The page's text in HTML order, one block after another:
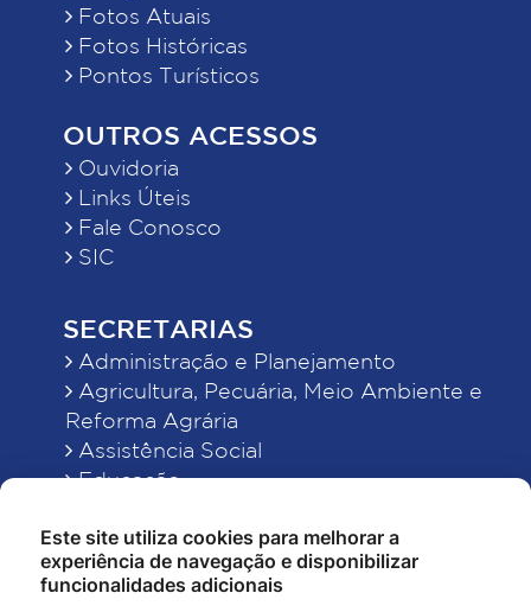
Fotos Atuais
Fotos Históricas
Pontos Turísticos
OUTROS ACESSOS
Ouvidoria
Links Úteis
Fale Conosco
SIC
SECRETARIAS
Administração e Planejamento
Agricultura, Pecuária, Meio Ambiente e
Reforma Agrária
Assistência Social
Educação
Finanças
Indústria, Comércio, Turismo, Ciência e
Tecnologia
Este site utiliza cookies para melhorar a
experiência de navegação e disponibilizar
funcionalidades adicionais